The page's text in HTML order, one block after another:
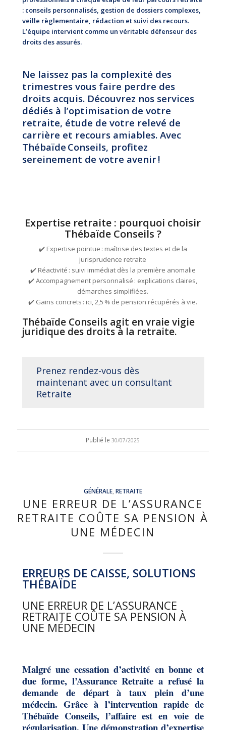
: conseils personnalisés, gestion de dossiers complexes,
veille règlementaire, rédaction et suivi des recours.
L’équipe intervient comme un véritable défenseur des
droits des assurés.
Ne laissez pas la complexité des
trimestres vous faire perdre des
droits acquis. Découvrez nos services
dédiés à l’optimisation de votre
retraite, étude de votre relevé de
carrière et recours amiables. Avec
Thébaïde Conseils, profitez
sereinement de votre avenir !
Expertise retraite : pourquoi choisir
Thébaïde Conseils ?
✔️ Expertise pointue : maîtrise des textes et de la
jurisprudence retraite
✔️ Réactivité : suivi immédiat dès la première anomalie
✔️ Accompagnement personnalisé : explications claires,
démarches simplifiées.
✔️ Gains concrets : ici, 2,5 % de pension récupérés à vie.
Thébaïde Conseils agit en vraie vigie
juridique des droits à la retraite.
Prenez rendez-vous dès
maintenant avec un consultant
Retraite
Publié le30/07/2025
GÉNÉRALE, RETRAITE
UNE ERREUR DE L’ASSURANCE
RETRAITE COÛTE SA PENSION À
UNE MÉDECIN
ERREURS DE CAISSE, SOLUTIONS
THÉBAÏDE
UNE ERREUR DE L’ASSURANCE
RETRAITE COÛTE SA PENSION À
UNE MÉDECIN
Malgré une cessation d’activité en bonne et
due forme, l’Assurance Retraite a refusé la
demande de départ à taux plein d’une
médecin. Grâce à l’intervention rapide de
Thébaïde Conseils, l’affaire est en voie de
régularisation. Une démonstration d’expertise